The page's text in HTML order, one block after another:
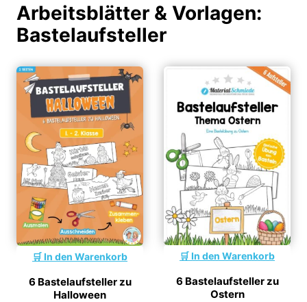
Arbeitsblätter & Vorlagen:
Bastelaufsteller
In den Warenkorb
6 Bastelaufsteller zu
Halloween
In den Warenkorb
6 Bastelaufsteller zu
Ostern